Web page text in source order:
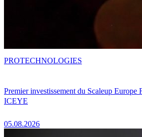
Premier investissement du Scaleup Europe
ICEYE
05.08.2026
PROTECHNOLOGIES